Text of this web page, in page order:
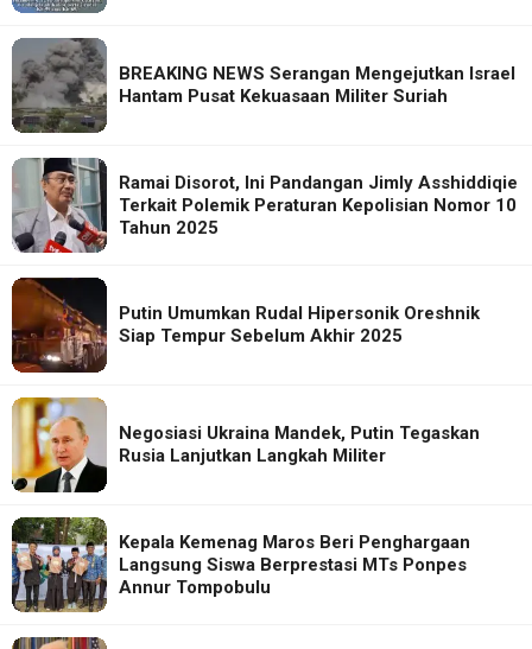
BREAKING NEWS Serangan Mengejutkan Israel
Hantam Pusat Kekuasaan Militer Suriah
Ramai Disorot, Ini Pandangan Jimly Asshiddiqie
Terkait Polemik Peraturan Kepolisian Nomor 10
Tahun 2025
Putin Umumkan Rudal Hipersonik Oreshnik
Siap Tempur Sebelum Akhir 2025
Negosiasi Ukraina Mandek, Putin Tegaskan
Rusia Lanjutkan Langkah Militer
Kepala Kemenag Maros Beri Penghargaan
Langsung Siswa Berprestasi MTs Ponpes
Annur Tompobulu